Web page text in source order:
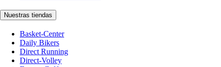
Nuestras tiendas
Basket-Center
Daily Bikers
Direct Running
Direct-Volley